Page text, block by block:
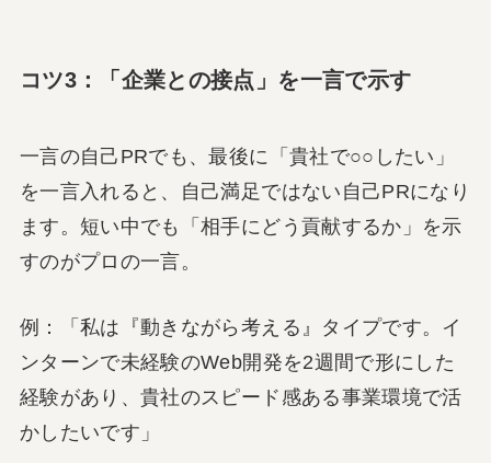
コツ3：「企業との接点」を一言で示す
一言の自己PRでも、最後に「貴社で○○したい」
を一言入れると、自己満足ではない自己PRになり
ます。短い中でも「相手にどう貢献するか」を示
すのがプロの一言。
例：「私は『動きながら考える』タイプです。イ
ンターンで未経験のWeb開発を2週間で形にした
経験があり、貴社のスピード感ある事業環境で活
かしたいです」